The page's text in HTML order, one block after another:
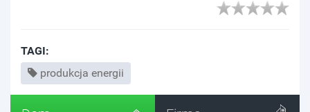
TAGI:
produkcja energii